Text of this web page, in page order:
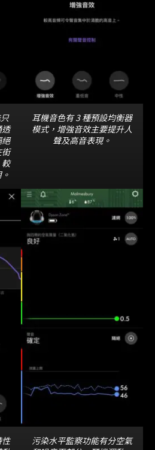
耳機音色有 3 種預設均衡器
模式，增強音效主要提升人
聲及高音表現。
污染水平監察功能有分空氣